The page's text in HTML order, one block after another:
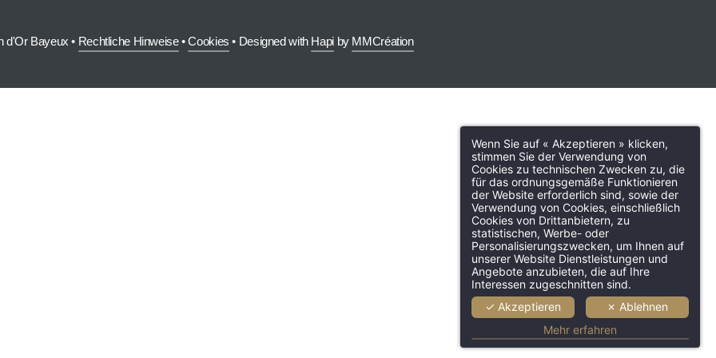
d'Or Bayeux • Rechtliche Hinweise•Cookies • Designed with Hapiby MMCréation
Hotel Zimmer & Suite
Dienste
Bar & Lounge
Berufstätige
Fotogalerie
Tourismus
Kontakt & Lage
Wenn Sie auf « Akzeptieren » klicken,
stimmen Sie der Verwendung von
Cookies zu technischen Zwecken zu, die
für das ordnungsgemäße Funktionieren
der Website erforderlich sind, sowie der
Verwendung von Cookies, einschließlich
Cookies von Drittanbietern, zu
statistischen, Werbe- oder
Personalisierungszwecken, um Ihnen auf
unserer Website Dienstleistungen und
Angebote anzubieten, die auf Ihre
Interessen zugeschnitten sind.
✓ Akzeptieren
✗ Ablehnen
Mehr erfahren